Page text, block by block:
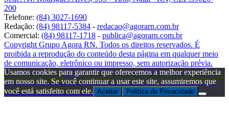
200
Telefone: (84) 3027-1690
Redação: (84) 98117-5384 - redacao@agorarn.com.br
Comercial: (84) 98117-1718 - publica@agorarn.com.br
Copyright Grupo Agora RN. Todos os direitos reservados. É
proibida a reprodução do conteúdo desta página em qualquer meio
de comunicação, eletrônico ou impresso, sem autorização prévia.
Usamos cookies para garantir que oferecemos a melhor experiência
em nosso site. Se você continuar a usar este site, assumiremos que
você está satisfeito com ele. Aceitar Politica de Privacidade